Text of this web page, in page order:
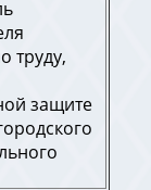
труду,
защите